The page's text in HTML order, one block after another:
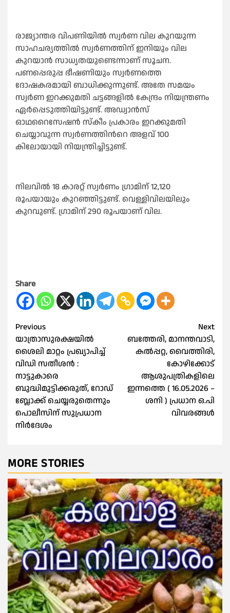
രാജ്യാന്തര വിപണിയില്‍ സ്വർണ വില കുറയുന്ന
സാഹചര്യത്തില്‍ സ്വർണത്തിന് ഇനിയും വില
കുറയാൻ സാധ്യതയുണ്ടെന്നാണ് സൂചന.
പണപ്പെരുപ്പ ഭീഷണിയും സ്വർണത്തെ
ദോഷകരമായി ബാധിക്കുന്നുണ്ട്. അതേ സമയം
സ്വർണ ഇറക്കുമതി ചട്ടങ്ങളില്‍ കേന്ദ്രം നിയന്ത്രണം
ഏർപ്പെടുത്തിയിട്ടുണ്ട്. അഡ്വാൻസ്
ഓഥറൈസേഷൻ സ്കീം പ്രകാരം ഇറക്കുമതി
ചെയ്യാവുന്ന സ്വർണത്തിന്‍റെ അളവ് 100
കിലോയായി നിയന്ത്രിച്ചി‌ട്ടുണ്ട്.
നിലവില്‍ 18 കാരറ്റ് സ്വർണം ഗ്രാമിന് 12,120
രൂപയായും കുറഞ്ഞിട്ടുണ്ട്. വെള്ളിവിലയിലും
കുറവുണ്ട്. ഗ്രാമിന് 290 രൂപയാണ് വില.
Share
Post
navigation
Previous
യാത്രാസുരക്ഷയില്‍
ശൈലി മാറ്റം പ്രഖ്യാപിച്ച്‌
വിഡി സതീശന്‍ :
നാട്ടുകാരെ
ബുദ്ധിമുട്ടിക്കരുത്, റോഡ്
ബ്ലോക്ക് ചെയ്യരുതെന്നും
പൊലീസിന് സുപ്രധാന
നിര്‍ദേശം
Next
ബത്തേരി, മാനന്തവാടി,
കൽപ്പറ്റ, വൈത്തിരി,
കോഴിക്കോട്
ആശുപത്രികളിലെ
ഇന്നത്തെ ( 16.05.2026 –
ശനി ) പ്രധാന ഒ.പി
വിവരങ്ങൾ
MORE STORIES